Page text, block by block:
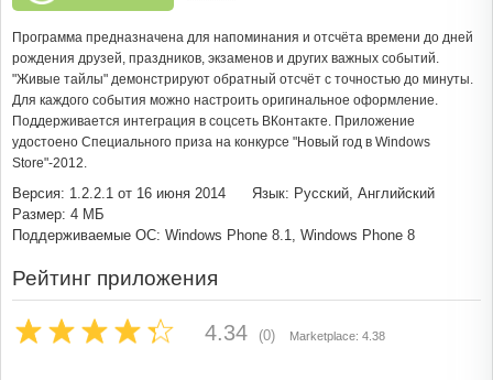
Программа предназначена для напоминания и отсчёта времени до дней
рождения друзей, праздников, экзаменов и других важных событий.
"Живые тайлы" демонстрируют обратный отсчёт с точностью до минуты.
Для каждого события можно настроить оригинальное оформление.
Поддерживается интеграция в соцсеть ВКонтакте. Приложение
удостоено Специального приза на конкурсе "Новый год в Windows
Store"-2012.
Версия: 1.2.2.1 от 16 июня 2014
Язык: Русский, Английский
Размер: 4 МБ
Поддерживаемые ОС: Windows Phone 8.1, Windows Phone 8
Рейтинг приложения
4.34 (0) Marketplace: 4.38